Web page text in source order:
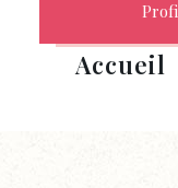
Accueil